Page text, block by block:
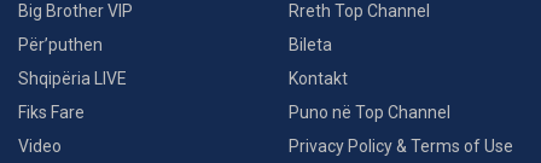
Big Brother VIP
Për’puthen
Shqipëria LIVE
Fiks Fare
Video
Rreth Top Channel
Bileta
Kontakt
Puno në Top Channel
Privacy Policy & Terms of Use